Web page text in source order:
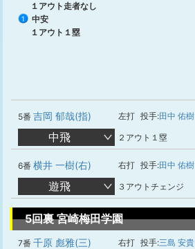
１アウト走者なし
1
中安
１アウト１塁
5番 吉岡 郁哉(指) 左打 投手:田中 佑樹
中飛 ２アウト１塁
6番 横井 一樹(右) 右打 投手:田中 佑樹
遊飛 ３アウトチェンジ
5回裏 宮崎梅田学園
7番 千原 彪雅(三) 右打 投手:三島 安貴